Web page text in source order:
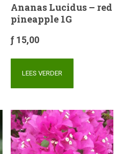
Ananas Lucidus – red
pineapple 1G
ƒ 15,00
LEES VERDER